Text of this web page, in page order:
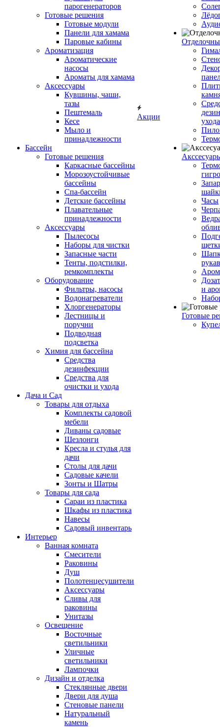
парогенераторов
Готовые решения
Готовые модули
Панели для хамама
Паровые кабины
Ароматизация
Ароматические
насосы
Ароматы для хамама
Аксессуары
Кувшины, чаши,
тазы
Пештемаль
Кесе
Мыло и
принадлежности
Бассейн
Готовые решения
Каркасные бассейны
Морозоустойчивые
бассейны
Спа-бассейн
Детские бассейны
Плавательные
принадлежности
Аксессуары
Пылесосы
Наборы для чистки
Запасные части
Тенты, подстилки,
ремкомплекты
Оборудование
Фильтры, насосы
Водонагреватели
Хлоргенераторы
Лестницы и
поручни
Подводная
подсветка
Химия для бассейна
Средства
дезинфекции
Средства для
очистки и ухода
Дача и Сад
Товары для отдыха
Комплекты садовой
мебели
Диваны садовые
Шезлонги
Кресла и стулья для
дачи
Столы для дачи
Садовые качели
Зонты и Шатры
Товары для сада
Сараи из пластика
Шкафы из пластика
Навесы
Садовый инвентарь
Интерьер
Ванная комната
Смесители
Раковины
Душ
Полотенцесушители
Аксессуары
Сливы для
раковины
Унитазы
Освещение
Восточные
светильники
Уличные
светильники
Лампочки
Дизайн и отделка
Стеклянные двери
Двери для душа
Стеновые панели
Натуральный
камень
Акции
ухода
Часы
и
Готовые